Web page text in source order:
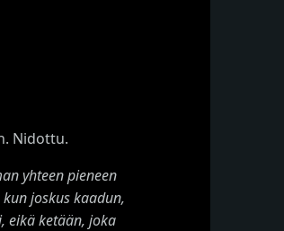
Nidottu.
yhteen pieneen
joskuskaadun,
eikä ketään, joka